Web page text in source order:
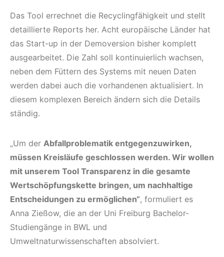
Das Tool errechnet die Recyclingfähigkeit und stellt
detaillierte Reports her. Acht europäische Länder hat
das Start-up in der Demoversion bisher komplett
ausgearbeitet. Die Zahl soll kontinuierlich wachsen,
neben dem Füttern des Systems mit neuen Daten
werden dabei auch die vorhandenen aktualisiert. In
diesem komplexen Bereich ändern sich die Details
ständig.
„Um der Abfallproblematik entgegenzuwirken,
müssen Kreisläufe geschlossen werden. Wir wollen
mit unserem Tool Transparenz in die gesamte
Wertschöpfungskette bringen, um nachhaltige
Entscheidungen zu ermöglichen“, formuliert es
Anna Zießow, die an der Uni Freiburg Bachelor-
Studiengänge in BWL und
Umweltnaturwissenschaften absolviert.